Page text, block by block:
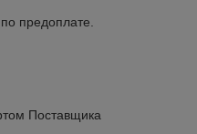
предоплате.
Поставщика